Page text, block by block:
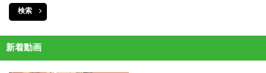
検索
新着動画